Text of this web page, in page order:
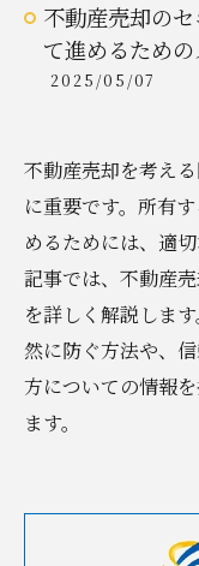
不動産売却の
て進めるため
2025/05/07
不動産売却を考え
に重要です。所有
めるためには、適
記事では、不動産
を詳しく解説しま
然に防ぐ方法や、
方についての情報
ます。